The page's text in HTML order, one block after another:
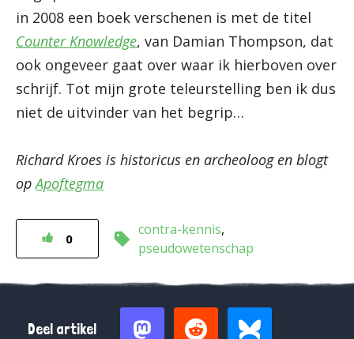
in 2008 een boek verschenen is met de titel
Counter Knowledge, van Damian Thompson, dat
ook ongeveer gaat over waar ik hierboven over
schrijf. Tot mijn grote teleurstelling ben ik dus
niet de uitvinder van het begrip…
Richard Kroes is historicus en archeoloog en blogt
opApoftegma
0
contra-kennis
pseudowetenschap
Deel artikel